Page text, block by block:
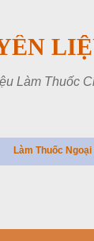
Làm Thuốc
Làm Thuốc